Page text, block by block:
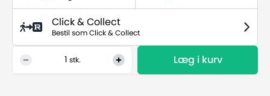
Click & Collect
Bestil som Click & Collect
stk. Læg i kurv